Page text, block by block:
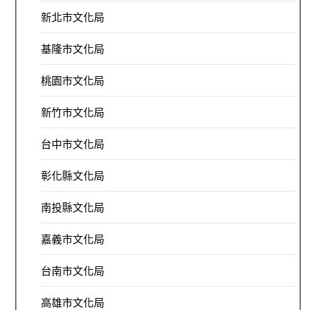
新北市文化局
基隆市文化局
桃園市文化局
新竹市文化局
台中市文化局
彰化縣文化局
南投縣文化局
嘉義市文化局
台南市文化局
高雄市文化局